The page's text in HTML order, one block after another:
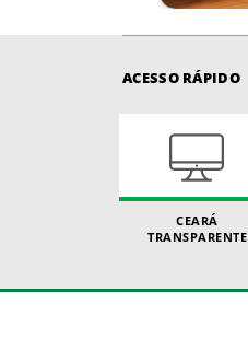
ACESSO RÁPIDO
CEARÁ
TRANSPARENTE